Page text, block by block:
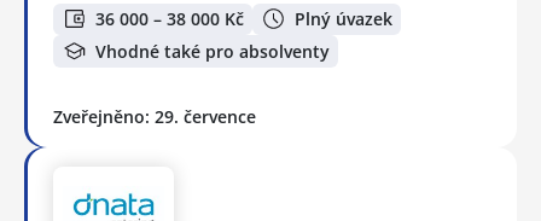
36 000 – 38 000 Kč
Plný úvazek
Vhodné také pro absolventy
Zveřejněno: 29. července